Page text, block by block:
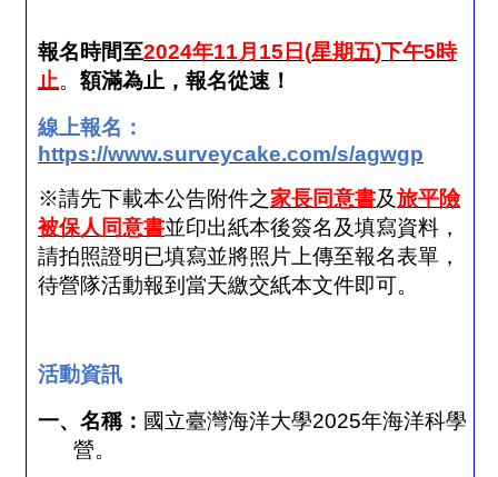
報名時間至2024年11月 15 日 (星期五)下午5時
止。額滿為止，報名從速！
線上報名：
https://www.surveycake.com/s/agwgp
※請先下載本公告附件之家長同意書及旅平險
被保人同意書並印出紙本後簽名及填寫資料，
請拍照證明已填寫並將照片上傳至報名表單，
待營隊活動報到當天繳交紙本文件即可。
活動資訊
一、名稱： 國立臺灣海洋大學2025年海洋科學
營。